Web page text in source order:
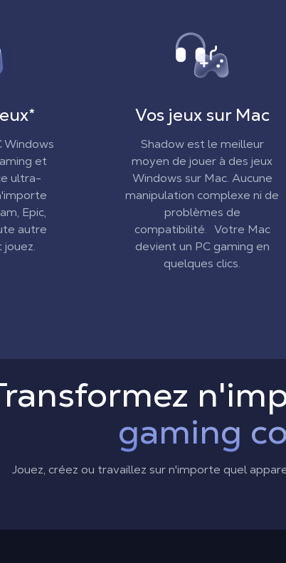
*
Windows
et
ultra-
Epic,
autre
Vos jeux sur Mac
Shadow est le meilleur
moyen de jouer à des jeux
Windows sur Mac. Aucune
manipulation complexe ni de
problèmes de
compatibilité. Votre Mac
devient un PC gaming en
quelques clics.
gaming
Jouez, créez ou travaillez sur n'importe quel